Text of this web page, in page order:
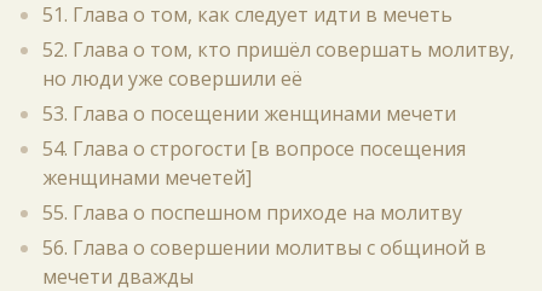
51. Глава о том, как следует идти в мечеть
52. Глава о том, кто пришёл совершать молитву,
но люди уже совершили её
53. Глава о посещении женщинами мечети
54. Глава о строгости [в вопросе посещения
женщинами мечетей]
55. Глава о поспешном приходе на молитву
56. Глава о совершении молитвы с общиной в
мечети дважды